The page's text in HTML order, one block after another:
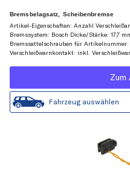
Bremsbelagsatz, Scheibenbremse
Artikel-Eigenschaften: Anzahl
Bremssystem: Bosch Dicke/Stärke: 17,7
Bremssattelschrauben für Artikelnummer:
Verschleißwarnkontakt: inkl.
Zum
Fahrzeug auswählen